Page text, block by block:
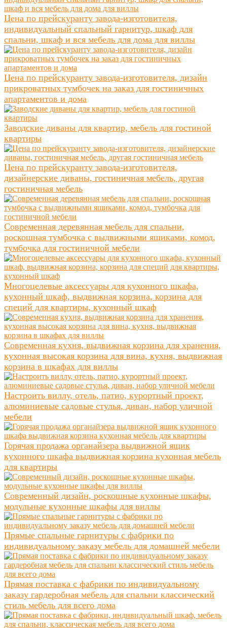
Цена по прейскуранту завода-изготовителя,
индивидуальный спальный гарнитур, шкаф для
спальни, шкаф и вся мебель для дома для виллы
Цена по прейскуранту завода-изготовителя, дизайн
прикроватных тумбочек на заказ для гостиничных
апартаментов и дома
Заводские диваны для квартир, мебель для гостиной
квартиры
Цена по прейскуранту завода-изготовителя,
дизайнерские диваны, гостиничная мебель, другая
гостиничная мебель
Современная деревянная мебель для спальни,
роскошная тумбочка с выдвижными ящиками, комод,
тумбочка для гостиничной мебели
Многоцелевые аксессуары для кухонного шкафа,
кухонный шкаф, выдвижная корзина, корзина для
специй для квартиры, кухонный шкаф
Современная кухня, выдвижная корзина для хранения,
кухонная высокая корзина для вина, кухня, выдвижная
корзина в шкафах для виллы
Настроить виллу, отель, патио, курортный проект,
алюминиевые садовые стулья, диван, набор уличной
мебели
Горячая продажа органайзера выдвижной ящик
кухонного шкафа выдвижная корзина кухонная мебель
для квартиры
Современный дизайн, роскошные кухонные шкафы,
модульные кухонные шкафы для виллы
Прямые спальные гарнитуры с фабрики по
индивидуальному заказу мебель для домашней мебели
Прямая поставка с фабрики по индивидуальному
заказу гардеробная мебель для спальни классический
стиль мебель для всего дома